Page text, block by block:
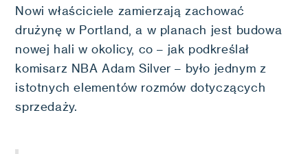
Nowi właściciele zamierzają zachować
drużynę w Portland, a w planach jest budowa
nowej hali w okolicy, co – jak podkreślał
komisarz NBA Adam Silver – było jednym z
istotnych elementów rozmów dotyczących
sprzedaży.